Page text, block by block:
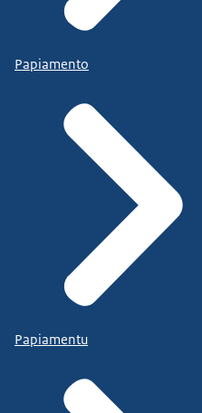
Papiamento
Papiamentu